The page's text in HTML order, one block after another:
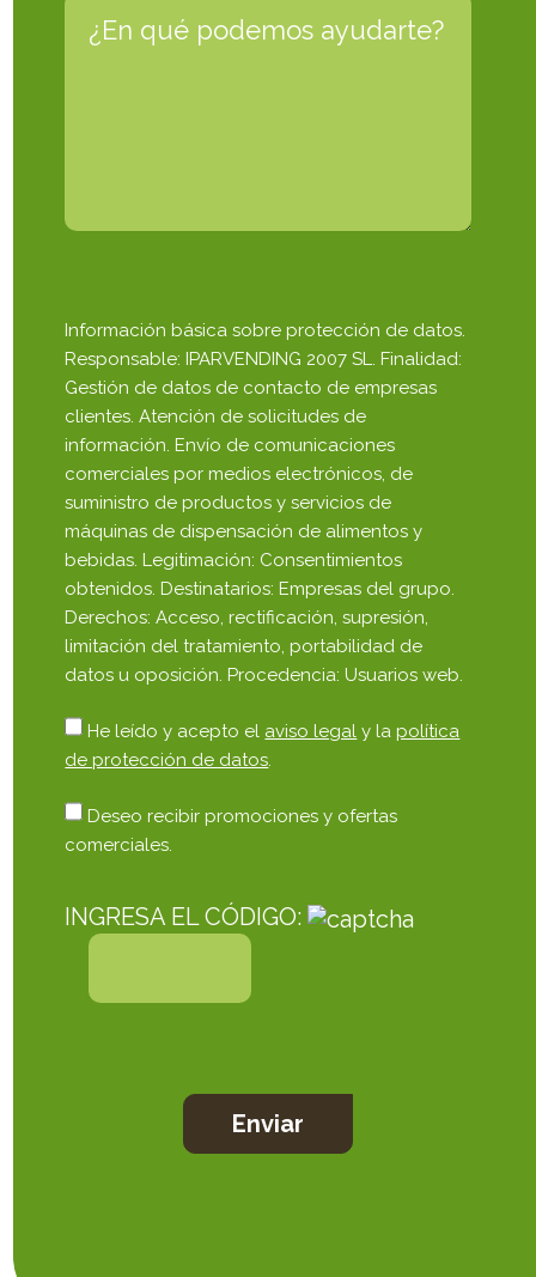
Información básica sobre protección de datos.
Responsable: IPARVENDING 2007 SL. Finalidad:
Gestión de datos de contacto de empresas
clientes. Atención de solicitudes de
información. Envío de comunicaciones
comerciales por medios electrónicos, de
suministro de productos y servicios de
máquinas de dispensación de alimentos y
bebidas. Legitimación: Consentimientos
obtenidos. Destinatarios: Empresas del grupo.
Derechos: Acceso, rectificación, supresión,
limitación del tratamiento, portabilidad de
datos u oposición. Procedencia: Usuarios web.
He leído y acepto el aviso legal y lapolítica
de protección de datos.
Deseo recibir promociones y ofertas
comerciales.
INGRESA EL CÓDIGO: